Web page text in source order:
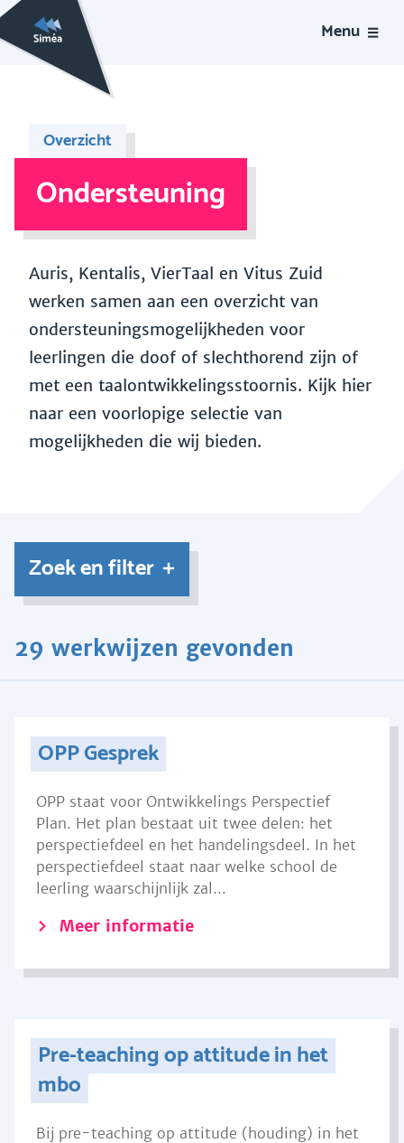
Menu
Overzicht
Ondersteuning
Auris, Kentalis, VierTaal en Vitus Zuid
werken samen aan een overzicht van
ondersteuningsmogelijkheden voor
leerlingen die doof of slechthorend zijn of
met een taalontwikkelingsstoornis. Kijk hier
naar een voorlopige selectie van
mogelijkheden die wij bieden.
Zoek en filter
29 werkwijzen gevonden
OPP Gesprek
OPP staat voor Ontwikkelings Perspectief
Plan. Het plan bestaat uit twee delen: het
perspectiefdeel en het handelingsdeel. In het
perspectiefdeel staat naar welke school de
leerling waarschijnlijk zal...
Meer informatie
Pre-teaching op attitude in het
mbo
Bij pre-teaching op attitude (houding) in het